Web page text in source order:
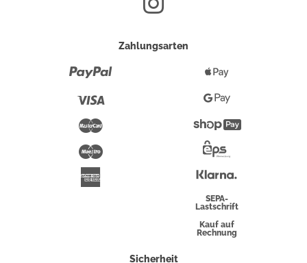
Zahlungsarten
Maestro
Pay
Google
Pay
Überweisung
SEPA-
Lastschrift
Kauf auf
Rechnung
Sicherheit